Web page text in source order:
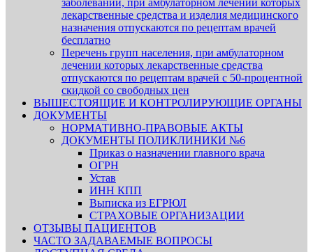
заболеваний, при амбулаторном лечении которых
лекарственные средства и изделия медицинского
назначения отпускаются по рецептам врачей
бесплатно
Перечень групп населения, при амбулаторном
лечении которых лекарственные средства
отпускаются по рецептам врачей с 50-процентной
скидкой со свободных цен
ВЫШЕСТОЯЩИЕ И КОНТРОЛИРУЮЩИЕ ОРГАНЫ
ДОКУМЕНТЫ
НОРМАТИВНО-ПРАВОВЫЕ АКТЫ
ДОКУМЕНТЫ ПОЛИКЛИНИКИ №6
Приказ о назначении главного врача
ОГРН
Устав
ИНН КПП
Выписка из ЕГРЮЛ
СТРАХОВЫЕ ОРГАНИЗАЦИИ
ОТЗЫВЫ ПАЦИЕНТОВ
ЧАСТО ЗАДАВАЕМЫЕ ВОПРОСЫ